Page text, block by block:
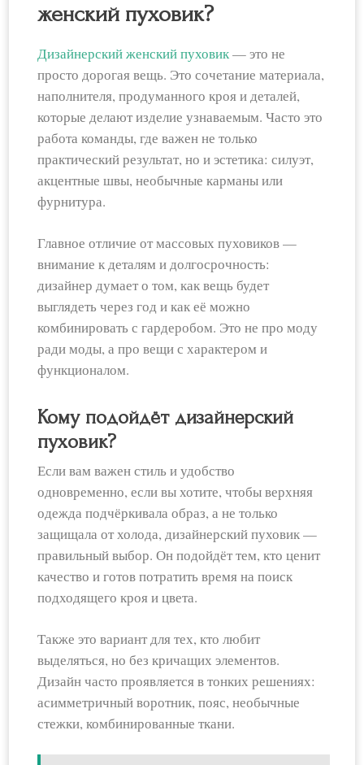
женский пуховик?
Дизайнерский женский пуховик— это не
просто дорогая вещь. Это сочетание материала,
наполнителя, продуманного кроя и деталей,
которые делают изделие узнаваемым. Часто это
работа команды, где важен не только
практический результат, но и эстетика: силуэт,
акцентные швы, необычные карманы или
фурнитура.
Главное отличие от массовых пуховиков —
внимание к деталям и долгосрочность:
дизайнер думает о том, как вещь будет
выглядеть через год и как её можно
комбинировать с гардеробом. Это не про моду
ради моды, а про вещи с характером и
функционалом.
Кому подойдёт дизайнерский
пуховик?
Если вам важен стиль и удобство
одновременно, если вы хотите, чтобы верхняя
одежда подчёркивала образ, а не только
защищала от холода, дизайнерский пуховик —
правильный выбор. Он подойдёт тем, кто ценит
качество и готов потратить время на поиск
подходящего кроя и цвета.
Также это вариант для тех, кто любит
выделяться, но без кричащих элементов.
Дизайн часто проявляется в тонких решениях:
асимметричный воротник, пояс, необычные
стежки, комбинированные ткани.